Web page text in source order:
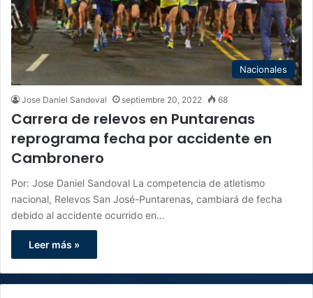
Nacionales
Jose Daniel Sandoval septiembre 20, 2022 68
Carrera de relevos en Puntarenas
reprograma fecha por accidente en
Cambronero
Por: Jose Daniel Sandoval La competencia de atletismo
nacional, Relevos San José-Puntarenas, cambiará de fecha
debido al accidente ocurrido en…
Leer más »